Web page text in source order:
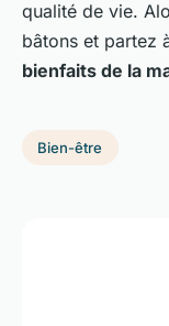
qualité de vie.
bâtons et partez
bienfaits de la
Bien-être